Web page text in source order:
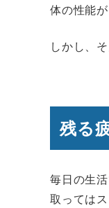
体の性能
しかし、
残る
毎日の生
取っては